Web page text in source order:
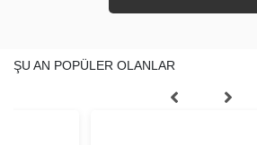
ŞU AN POPÜLER OLANLAR